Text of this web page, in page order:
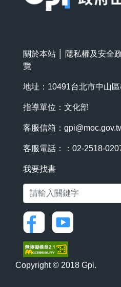
關於本站 隱私權及安全
覽
地址：10491台北市中山
指導單位：文化部
客服信箱：
客服電話：：02-2518-
我要找書
Copyright © 2018 Gpi.